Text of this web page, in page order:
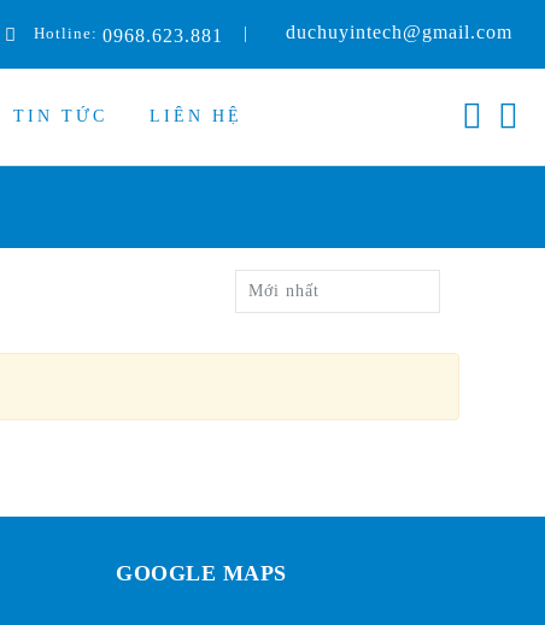
Hotline: 0968.623.881 duchuyintech@gmail.com
TIN TỨC LIÊN HỆ
Mới nhất
GOOGLE MAPS